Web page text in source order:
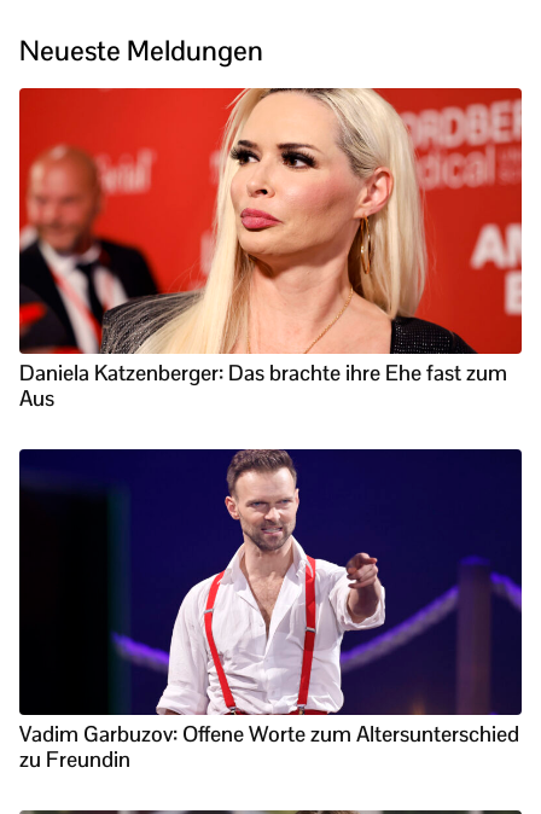
Neueste Meldungen
Daniela Katzenberger: Das brachte ihre Ehe fast zum
Aus
Vadim Garbuzov: Offene Worte zum Altersunterschied
zu Freundin